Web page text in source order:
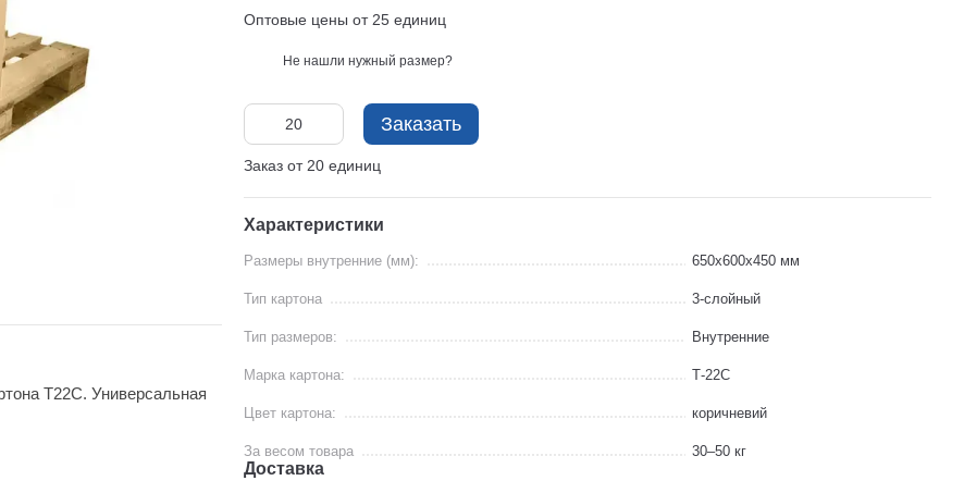
Т22С. Универсальная
Оптовые цены от 25 единиц
Не нашли нужный размер?
Заказать
Заказ от 20 единиц
Характеристики
Размеры внутренние (мм): 650x600x450 мм
Тип картона 3-слойный
Тип размеров: Внутренние
Марка картона: Т-22С
Цвет картона: коричневий
За весом товара 30–50 кг
Доставка